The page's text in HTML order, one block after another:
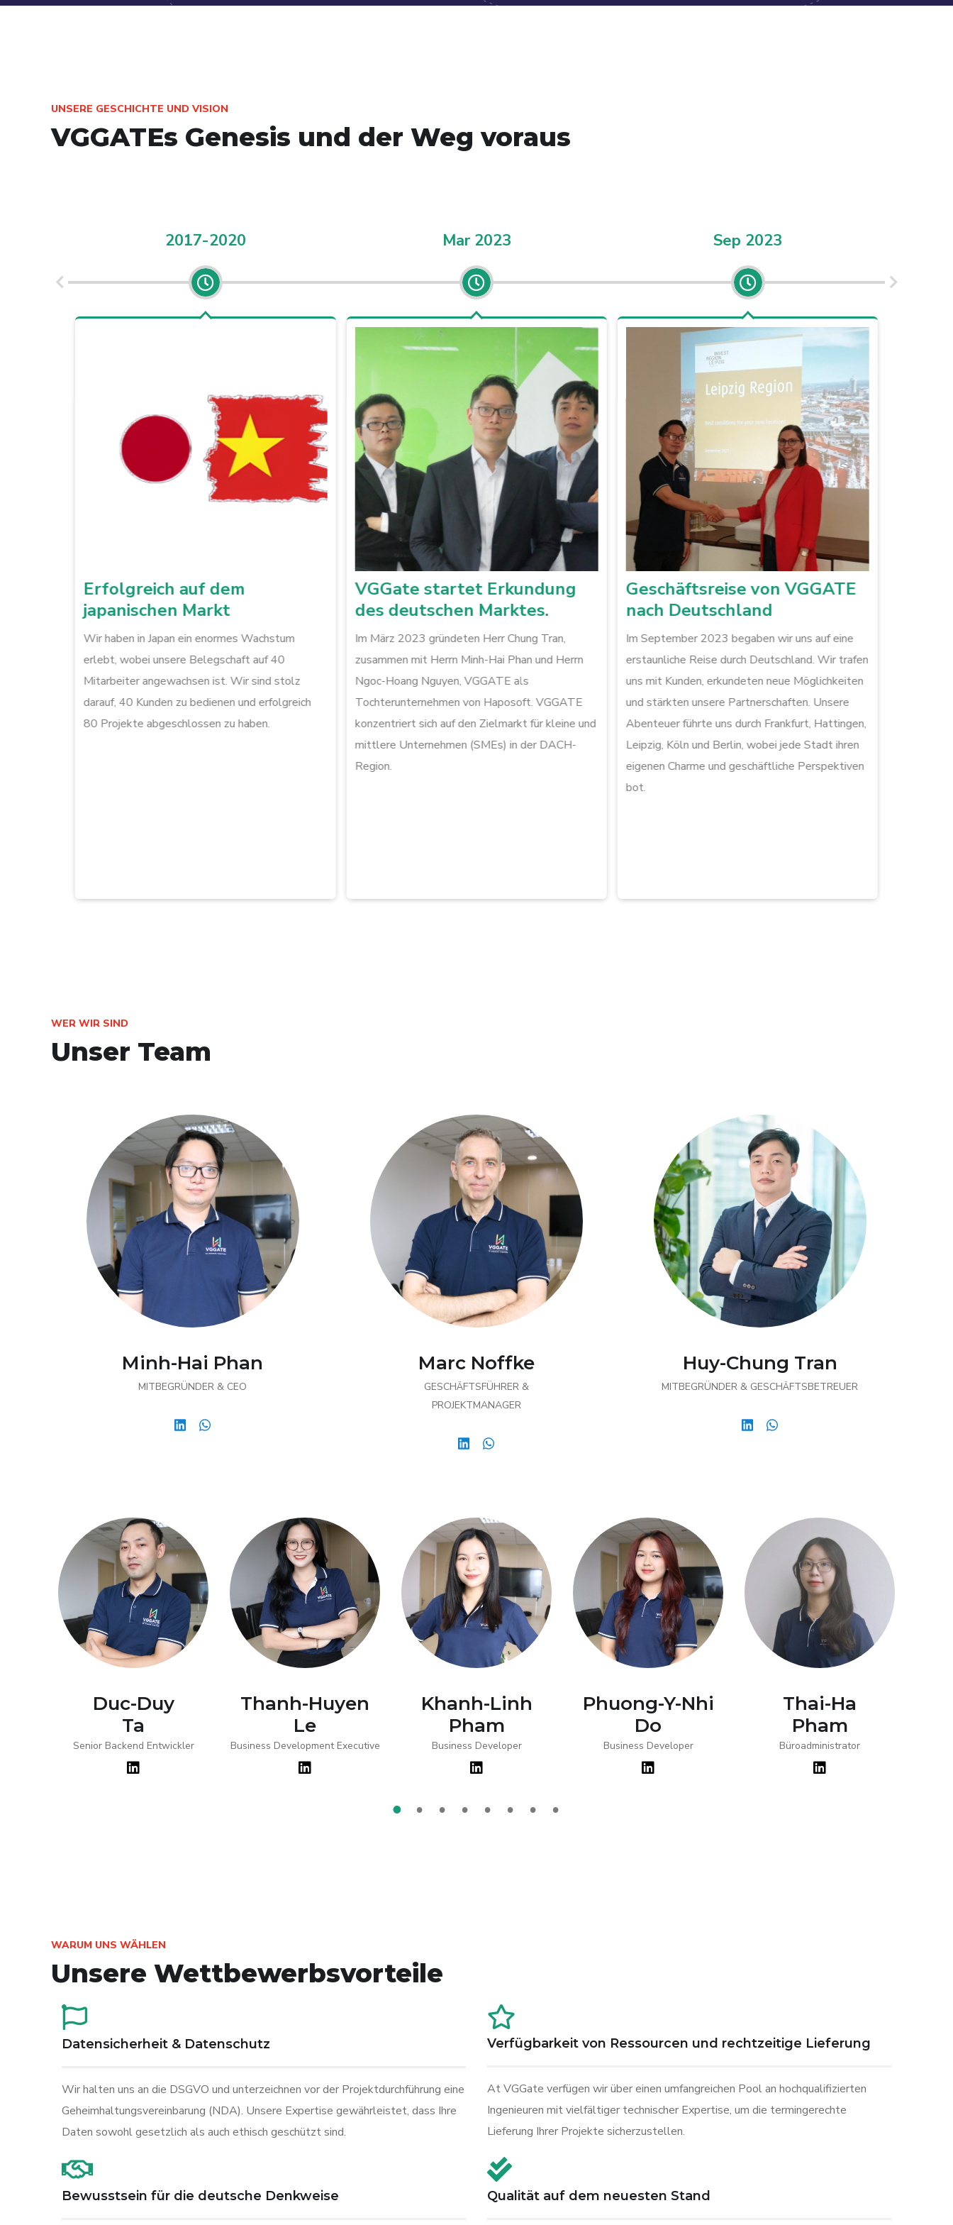
UNSERE GESCHICHTE UND VISION
VGGATEs Genesis und der Weg voraus
2017-2020
Erfolgreich auf dem
japanischen Markt
Wir haben in Japan ein enormes Wachstum
erlebt, wobei unsere Belegschaft auf 40
Mitarbeiter angewachsen ist. Wir sind stolz
darauf, 40 Kunden zu bedienen und erfolgreich
80 Projekte abgeschlossen zu haben.
Mar 2023
VGGate startet Erkundung
des deutschen Marktes.
Im März 2023 gründeten Herr Chung Tran,
zusammen mit Herrn Minh-Hai Phan und Herrn
Ngoc-Hoang Nguyen, VGGATE als
Tochterunternehmen von Haposoft. VGGATE
konzentriert sich auf den Zielmarkt für kleine und
mittlere Unternehmen (SMEs) in der DACH-
Region.
Sep 2023
Geschäftsreise von VGGATE
nach Deutschland
Im September 2023 begaben wir uns auf eine
erstaunliche Reise durch Deutschland. Wir trafen
uns mit Kunden, erkundeten neue Möglichkeiten
und stärkten unsere Partnerschaften. Unsere
Abenteuer führte uns durch Frankfurt, Hattingen,
Leipzig, Köln und Berlin, wobei jede Stadt ihren
eigenen Charme und geschäftliche Perspektiven
bot.
WER WIR SIND
Unser Team
Minh-Hai Phan
MITBEGRÜNDER & CEO
Marc Noffke
GESCHÄFTSFÜHRER &
PROJEKTMANAGER
Huy-Chung Tran
MITBEGRÜNDER & GESCHÄFTSBETREUER
Duc-Duy
Ta
Senior Backend Entwickler
Thanh-Huyen
Le
Business Development Executive
Khanh-Linh
Pham
Business Developer
Phuong-Y-Nhi
Do
Business Developer
Thai-Ha
Pham
Büroadministrator
1 2 3 4 5 6 7 8
WARUM UNS WÄHLEN
Unsere Wettbewerbsvorteile
Datensicherheit & Datenschutz
Wir halten uns an die DSGVO und unterzeichnen vor der Projektdurchführung eine
Geheimhaltungsvereinbarung (NDA). Unsere Expertise gewährleistet, dass Ihre
Daten sowohl gesetzlich als auch ethisch geschützt sind.
Verfügbarkeit von Ressourcen und rechtzeitige Lieferung
At VGGate verfügen wir über einen umfangreichen Pool an hochqualifizierten
Ingenieuren mit vielfältiger technischer Expertise, um die termingerechte
Lieferung Ihrer Projekte sicherzustellen.
Bewusstsein für die deutsche Denkweise Qualität auf dem neuesten Stand